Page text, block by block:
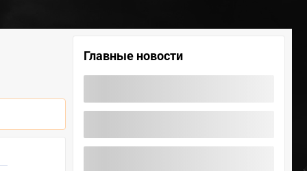
Главные новости